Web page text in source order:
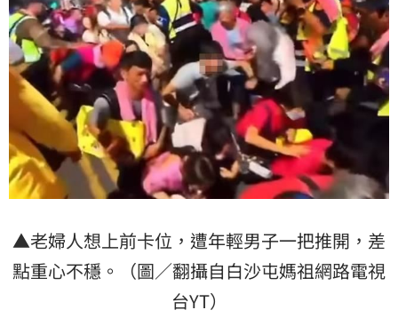
▲老婦人想上前卡位，遭年輕男子一把推開，差
點重心不穩。（圖／翻攝自白沙屯媽祖網路電視
台YT）